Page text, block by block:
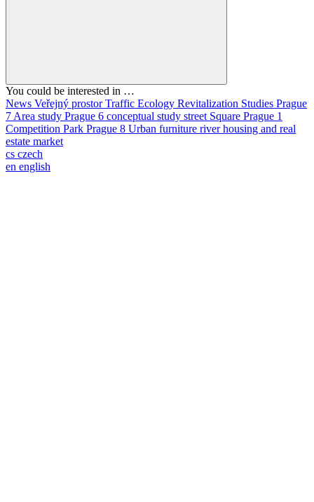
You could be interested in …
News Veřejný prostorTraffic Ecology Revitalization Studies Prague
7 Area study Prague 6 conceptual study street Square Prague 1
Competition Park Prague 8 Urban furniture riverhousing and real
estate market
cs czech
en english